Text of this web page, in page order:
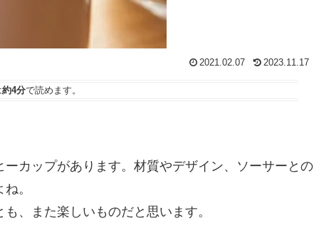
2021.02.07 2023.11.17
約4分で読めます。
カップがあります。材質やデザイン、ソーサーとの
。
、また楽しいものだと思います。